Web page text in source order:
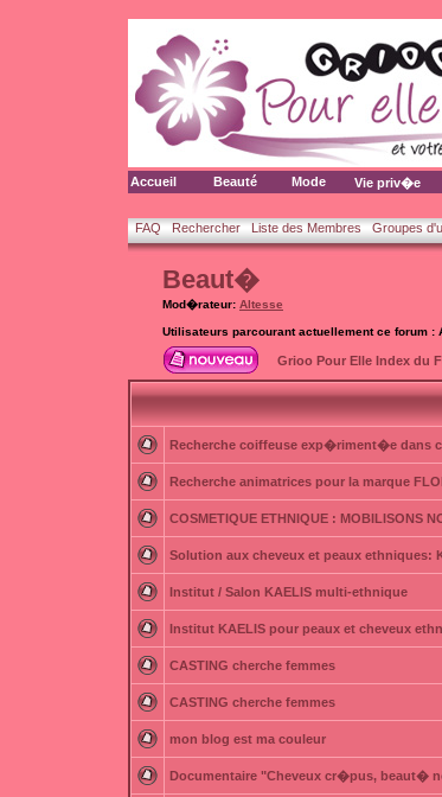
Accueil Beauté Mode Vie priv�e
FAQ Rechercher Liste des Membres Groupes
Beaut�
Mod�rateur: Altesse
Utilisateurs parcourant actuellement ce forum :
Grioo Pour Elle Index du
Recherche coiffeuse exp�riment�e dans
Recherche animatrices pour la marque
COSMETIQUE ETHNIQUE : MOBILISONS
Solution aux cheveux et peaux ethniques:
Institut / Salon KAELIS multi-ethnique
Institut KAELIS pour peaux et cheveux
CASTING cherche femmes
CASTING cherche femmes
mon blog est ma couleur
Documentaire "Cheveux cr�pus, beaut�